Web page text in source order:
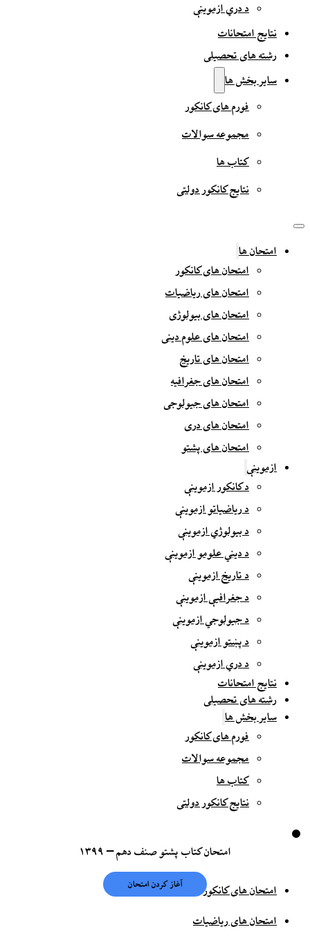
د دري ازموینې
نتایج امتحانات
رشته های تحصیلی
سایر بخش ها
فورم های کانکور
مجموعه سوالات
کتاب ها
نتایج کانکور دولتی
امتحان ها
امتحان های کانکور
امتحان های ریاضیات
امتحان های بیولوژی
امتحان های علوم دینی
امتحان های تاریخ
امتحان های جغرافیه
امتحان های جیولوجی
امتحان های دری
امتحان های پشتو
ازموینې
د کانکور ازموینې
د ریاضیاتو ازموینې
د بیولوژي ازموینې
د دیني علومو ازموینې
د تاریخ ازموینې
د جغرافیې ازموینې
د جیولوجي ازموینې
د پښتو ازموینې
د دري ازموینې
نتایج امتحانات
رشته های تحصیلی
سایر بخش ها
فورم های کانکور
مجموعه سوالات
کتاب ها
نتایج کانکور دولتی
امتحان کتاب پشتو صنف دهم – ۱۳۹۹
امتحان های کانکور
امتحان های ریاضیات